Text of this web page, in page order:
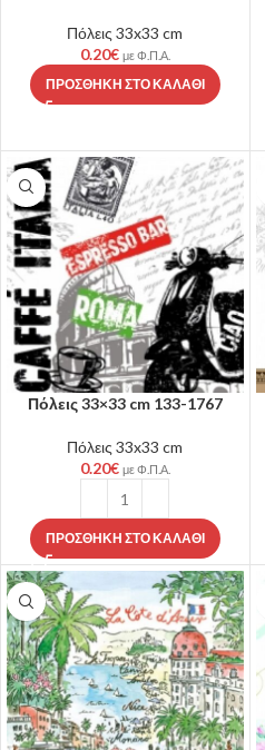
Πόλεις 33x33 cm
0.20€ με Φ.Π.Α.
ΠΡΟΣΘΉΚΗ ΣΤΟ ΚΑΛΆΘΙ
Πόλεις 33×33 cm 133-1767
Πόλεις 33x33 cm
0.20€ με Φ.Π.Α.
ΠΡΟΣΘΉΚΗ ΣΤΟ ΚΑΛΆΘΙ